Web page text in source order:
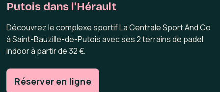
Putois dans l'Hérault
Découvrez le complexe sportif La Centrale Sport And Co
à Saint-Bauzille-de-Putois avec ses 2 terrains de padel
indoor à partir de 32 €.
Réserver en ligne